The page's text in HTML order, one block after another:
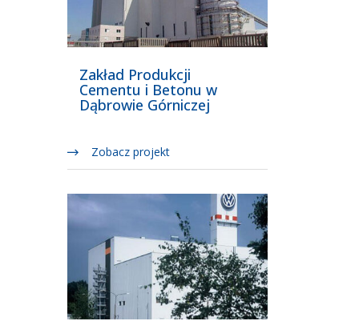
Zakład Produkcji
Cementu i Betonu w
Dąbrowie Górniczej
Zobacz projekt